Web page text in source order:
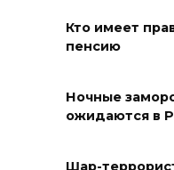
06 августа 2026
БПЛА на
Кто имеет
пенсию
Ночные
ожидаются в
Шар-